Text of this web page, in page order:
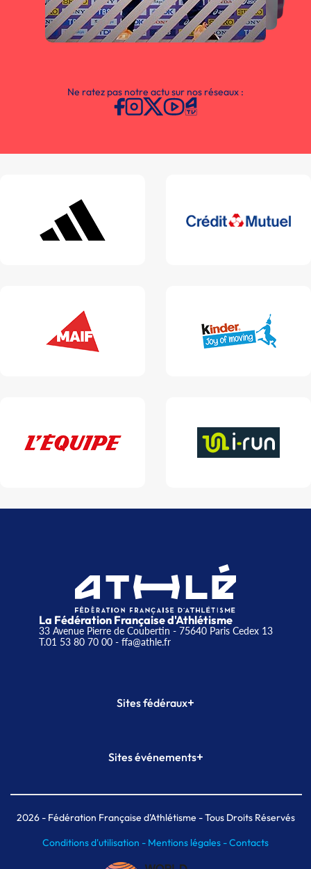
Ne ratez pas notre actu sur nos réseaux :
La Fédération Française d'Athlétisme
33 Avenue Pierre de Coubertin - 75640 Paris Cedex 13
T.01 53 80 70 00- ffa@athle.fr
Sites fédéraux+
Plateforme Formation
Sites événements+
Meeting de Paris indoor
MAIF Ekiden de Paris
2026- Fédération Française d'Athlétisme - Tous Droits Réservés
Conditions d'utilisation - Mentions légales -Contacts